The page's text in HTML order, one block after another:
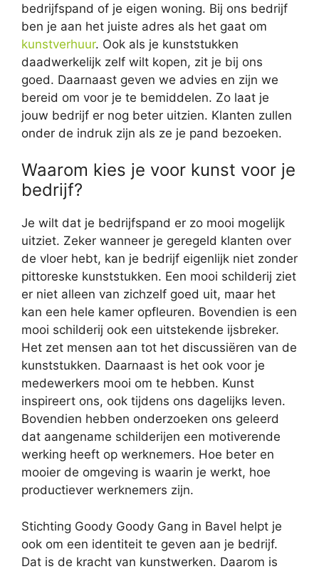
bedrijfspand of je eigen woning. Bij ons bedrijf
ben je aan het juiste adres als het gaat om
kunstverhuur. Ook als je kunststukken
daadwerkelijk zelf wilt kopen, zit je bij ons
goed. Daarnaast geven we advies en zijn we
bereid om voor je te bemiddelen. Zo laat je
jouw bedrijf er nog beter uitzien. Klanten zullen
onder de indruk zijn als ze je pand bezoeken.
Waarom kies je voor kunst voor je
bedrijf?
Je wilt dat je bedrijfspand er zo mooi mogelijk
uitziet. Zeker wanneer je geregeld klanten over
de vloer hebt, kan je bedrijf eigenlijk niet zonder
pittoreske kunststukken. Een mooi schilderij ziet
er niet alleen van zichzelf goed uit, maar het
kan een hele kamer opfleuren. Bovendien is een
mooi schilderij ook een uitstekende ijsbreker.
Het zet mensen aan tot het discussiëren van de
kunststukken. Daarnaast is het ook voor je
medewerkers mooi om te hebben. Kunst
inspireert ons, ook tijdens ons dagelijks leven.
Bovendien hebben onderzoeken ons geleerd
dat aangename schilderijen een motiverende
werking heeft op werknemers. Hoe beter en
mooier de omgeving is waarin je werkt, hoe
productiever werknemers zijn.
Stichting Goody Goody Gang in Bavel helpt je
ook om een identiteit te geven aan je bedrijf.
Dat is de kracht van kunstwerken. Daarom is